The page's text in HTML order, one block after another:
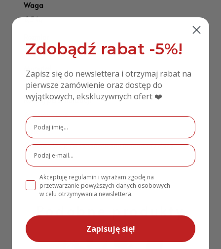
Waga
0,5 kg
50cm x 70cm
Materiał
PCV
Rodzaj personalizacji
Grawerowane
Wzór
Standardowy, Personalizowany imionami i datą
Podobne produkty
Zdobądź rabat -5%!
Zapisz się do newslettera i otrzymaj rabat na
pierwsze zamówienie oraz dostęp do
wyjątkowych, ekskluzywnych ofert ❤️
Akceptuję regulamin i wyrażam zgodę na
przetwarzanie powyższych danych osobowych
w celu otrzymywania newslettera.
Zapisuję się!